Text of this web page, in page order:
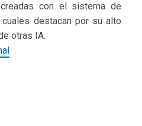
con el sistema de
destacan por su alto
otras IA.